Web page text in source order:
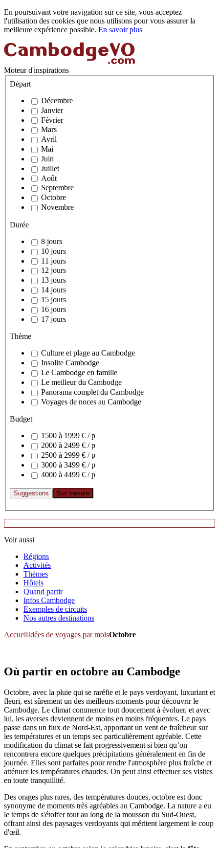
En poursuivant votre navigation sur ce site, vous acceptez
l'utilisation des cookies que nous utilisons pour vous assurer la
meilleure expérience possible. En savoir plus
Moteur d'inspirations
Départ
Décembre
Janvier
Février
Mars
Avril
Mai
Juin
Juillet
Août
Septembre
Octobre
Novembre
Durée
8 jours
10 jours
11 jours
12 jours
13 jours
14 jours
15 jours
16 jours
17 jours
Thème
Culture et plage au Cambodge
Insolite Cambodge
Le Cambodge en famille
Le meilleur du Cambodge
Panorama complet du Cambodge
Voyages de noces au Cambodge
Budget
1500 à 1999 € / p
2000 à 2499 € / p
2500 à 2999 € / p
3000 à 3499 € / p
4000 à 4499 € / p
Voir aussi
Régions
Activités
Thèmes
Hôtels
Quand partir
Infos Cambodge
Exemples de circuits
Nos autres destinations
AccueilIdées de voyages par moisOctobre
Où partir en octobre au Cambodge
Octobre, avec la pluie qui se raréfie et le pays verdoyant, luxuriant et
fleuri, est sûrement un des meilleurs moments pour découvrir le
Cambodge. Le climat commence tout doucement à évoluer, et avec
lui, les averses deviennent de moins en moins fréquentes. Le pays
passe dans un flux de Nord-Est, apportant un vent de fraîcheur sur
les températures et un temps sec particulièrement agréable. Cette
modification du climat se fait progressivement si bien qu’on
rencontrera encore quelques précipitations généralement en fin de
journée. Elles sont parfaites pour rendre l'atmosphère plus fraîche et
atténuer les températures chaudes. On peut ainsi effectuer ses visites
en toute tranquillité.
Des orages plus rares, des températures douces, octobre est donc
synonyme de moments très agréables au Cambodge. La nature a eu
le temps de s'étoffer tout au long de la mousson du Sud-Ouest,
offrant ainsi des paysages verdoyants qui méritent largement le coup
d'œil.